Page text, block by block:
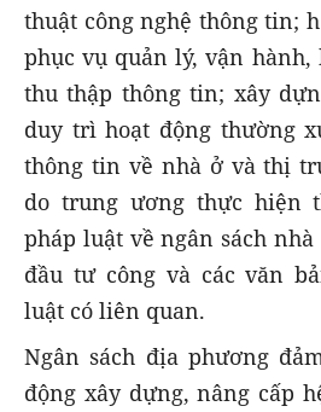
thuật công nghệ thông tin;
phục vụ quản lý, vận
thu thập thông tin; xây
duy trì hoạt động thường
thông tin về nhà ở và thị
do trung ương thực hiện
pháp luật về ngân sách
đầu tư công và các văn
luật có liên quan.
Ngân sách địa phương
động xây dựng, nâng cấp